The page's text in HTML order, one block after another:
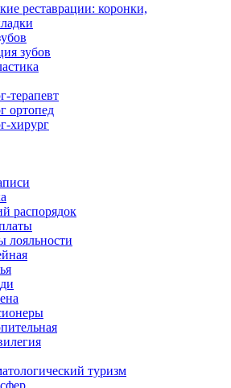
реставрации: коронки,
зубов
терапевт
ортопед
хирург
распорядок
лояльности
туризм